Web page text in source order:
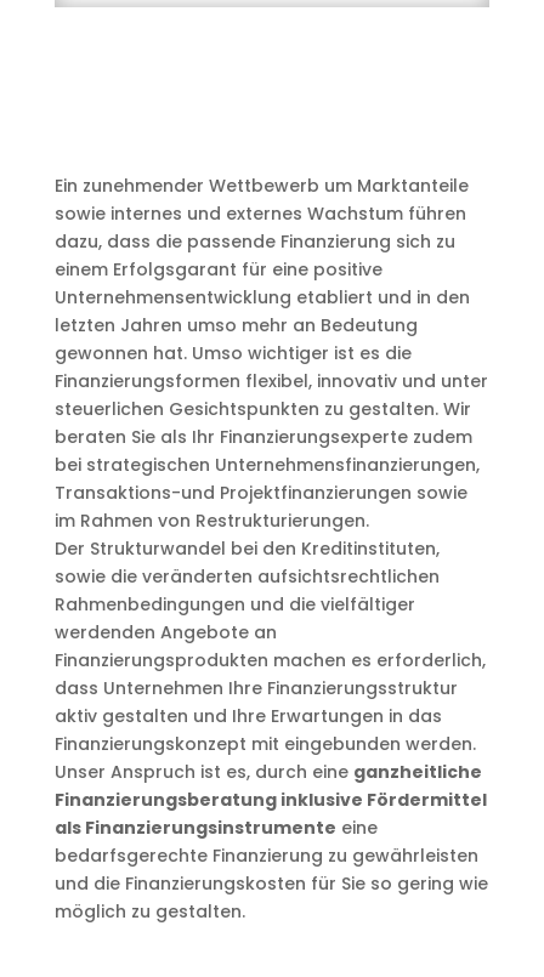
Ein zunehmender Wettbewerb um Marktanteile
sowie internes und externes Wachstum führen
dazu, dass die passende Finanzierung sich zu
einem Erfolgsgarant für eine positive
Unternehmensentwicklung etabliert und in den
letzten Jahren umso mehr an Bedeutung
gewonnen hat. Umso wichtiger ist es die
Finanzierungsformen flexibel, innovativ und unter
steuerlichen Gesichtspunkten zu gestalten. Wir
beraten Sie als Ihr Finanzierungsexperte zudem
bei strategischen Unternehmensfinanzierungen,
Transaktions-und Projektfinanzierungen sowie
im Rahmen von Restrukturierungen.
Der Strukturwandel bei den Kreditinstituten,
sowie die veränderten aufsichtsrechtlichen
Rahmenbedingungen und die vielfältiger
werdenden Angebote an
Finanzierungsprodukten machen es erforderlich,
dass Unternehmen Ihre Finanzierungsstruktur
aktiv gestalten und Ihre Erwartungen in das
Finanzierungskonzept mit eingebunden werden.
Unser Anspruch ist es, durch eine ganzheitliche
Finanzierungsberatung inklusive Fördermittel
als Finanzierungsinstrumente eine
bedarfsgerechte Finanzierung zu gewährleisten
und die Finanzierungskosten für Sie so gering wie
möglich zu gestalten.